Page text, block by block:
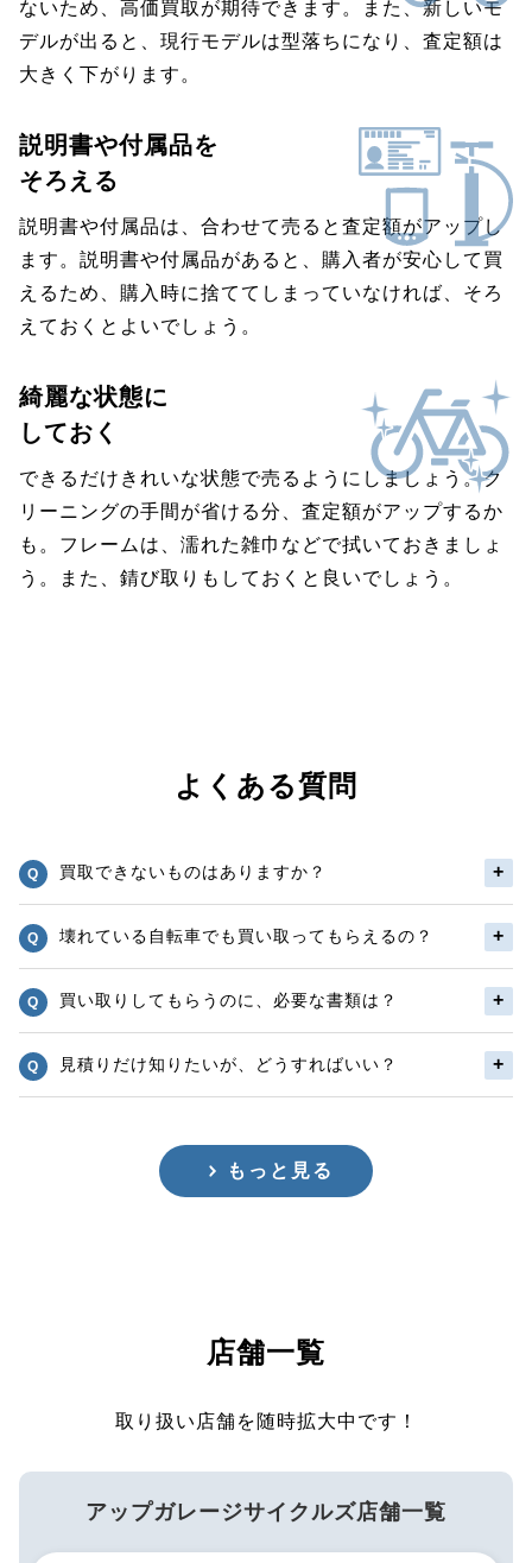
ないため、高価買取が期待できます。また、新しいモ
デルが出ると、現行モデルは型落ちになり、査定額は
大きく下がります。
説明書や付属品を
そろえる
説明書や付属品は、合わせて売ると査定額がアップし
ます。説明書や付属品があると、購入者が安心して買
えるため、購入時に捨ててしまっていなければ、そろ
えておくとよいでしょう。
綺麗な状態に
しておく
できるだけきれいな状態で売るようにしましょう。ク
リーニングの手間が省ける分、査定額がアップするか
も。フレームは、濡れた雑巾などで拭いておきましょ
う。また、錆び取りもしておくと良いでしょう。
よくある質問
買取できないものはありますか？
壊れている自転車でも買い取ってもらえるの？
買い取りしてもらうのに、必要な書類は？
見積りだけ知りたいが、どうすればいい？
もっと見る
店舗一覧
取り扱い店舗を随時拡大中です！
アップガレージサイクルズ店舗一覧